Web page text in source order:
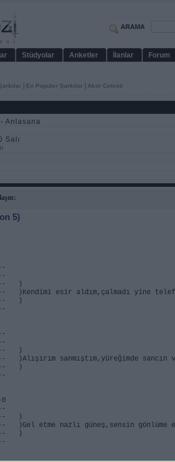
ARAMA
Stüdyolar Anketler İlanlar Forum
En Popüler Şarkılar Akor Cetveli
- Anlasana
Salı
5)
0------
)
esir aldım,çalmadı yine
)
)
sanmıştım,yüreğimde sancın
)
)
etme nazlı güneş,sensin gönlüme
)